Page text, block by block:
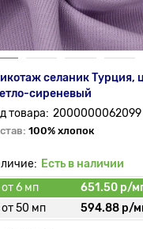
селаник Турция,
сиреневый
2000000062099
100% хлопок
Есть в наличии
от 6 мп
651.50 р/
от 50 мп
594.88 р/